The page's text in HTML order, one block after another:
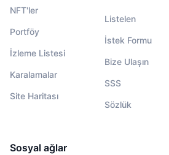
NFT'ler
Portföy
İzleme Listesi
Karalamalar
Site Haritası
Listelen
İstek Formu
Bize Ulaşın
SSS
Sözlük
Sosyal ağlar